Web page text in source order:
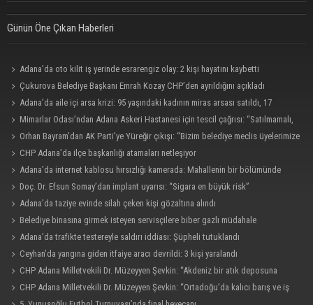
Günün Öne Çıkan Haberleri
Adana’da oto kilit iş yerinde esrarengiz olay: 2 kişi hayatını kaybetti
Çukurova Belediye Başkanı Emrah Kozay CHP’den ayrıldığını açıkladı
Adana’da aile içi arsa krizi: 95 yaşındaki kadının miras arsası satıldı, 17
milyonun 13 milyonu harcandı
Mimarlar Odası’ndan Adana Askeri Hastanesi için tescil çağrısı: “Satılmamalı,
amaç dışı kullanılmamalı”
Orhan Bayram’dan AK Parti’ye Yüreğir çıkışı: “Bizim belediye meclis üyelerimize
ne yaptınız? Siz önce onu anlatın”
CHP Adana’da ilçe başkanlığı atamaları netleşiyor
Adana’da internet kablosu hırsızlığı kamerada: Mahallenin bir bölümünde
internet erişimi kesildi
Doç. Dr. Efsun Somay’dan implant uyarısı: “Sigara en büyük risk”
Adana’da taziye evinde silah çeken kişi gözaltına alındı
Belediye binasına girmek isteyen servisçilere biber gazlı müdahale
Adana’da trafikte testereyle saldırı iddiası: Şüpheli tutuklandı
Ceyhan’da yangına giden itfaiye aracı devrildi: 3 kişi yaralandı
CHP Adana Milletvekili Dr. Müzeyyen Şevkin: “Akdeniz bir atık deposuna
dönüşmemeli”
CHP Adana Milletvekili Dr. Müzeyyen Şevkin: “Ortadoğu’da kalıcı barış ve iş